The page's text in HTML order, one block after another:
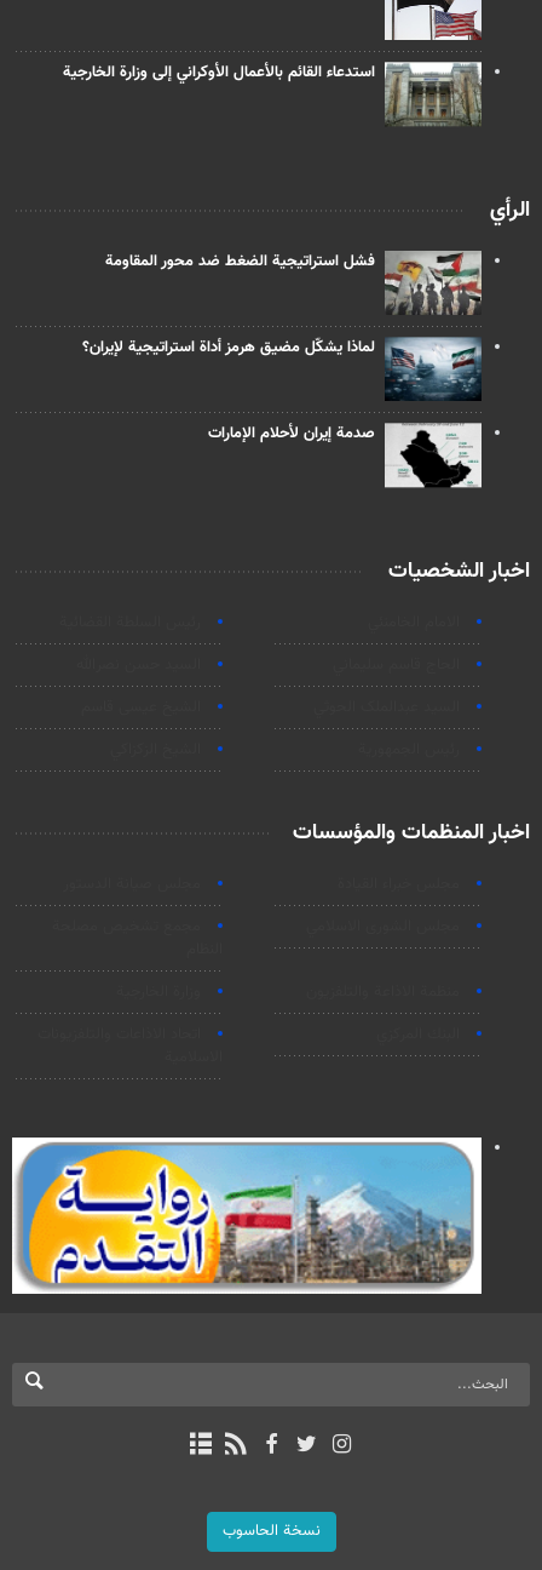
استدعاء القائم بالأعمال الأوكراني إلى وزارة الخارجية
الرأي
فشل استراتيجية الضغط ضد محور المقاومة
لماذا يشكّل مضيق هرمز أداة استراتيجية لإيران؟
صدمة إيران لأحلام الإمارات
اخبار الشخصيات
اخبار المنظمات والمؤسسات
نسخة الحاسوب